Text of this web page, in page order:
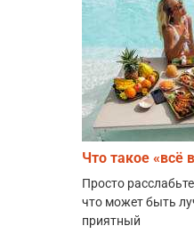
Что такое «всё
Просто
что может быть
приятный